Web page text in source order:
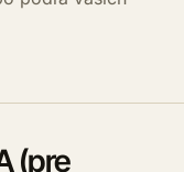
(pre